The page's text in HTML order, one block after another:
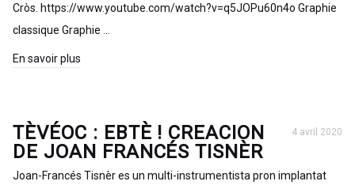
Cròs. https://www.youtube.com/watch?v=q5JOPu60n4o Graphie
classique Graphie …
En savoir plus
TÈVÉOC : EBTÈ ! CREACION
DE JOAN FRANCÉS TISNÈR
4 avril 2020
Joan-Francés Tisnèr es un multi-instrumentista pron implantat